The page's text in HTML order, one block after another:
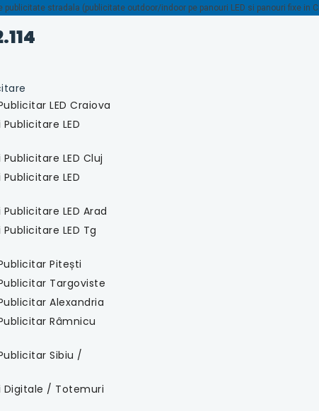
stradala (publicitate outdoor/indoor pe panouri LED si panouri fixe in
LED Craiova
LED
LED Cluj
LED
LED Arad
LED Tg
Pitești
Targoviste
Alexandria
Râmnicu
Sibiu /
Digitale / Totemuri